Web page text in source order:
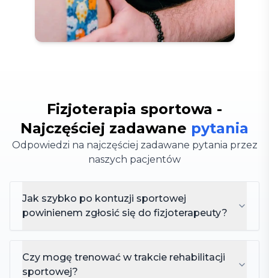
Fizjoterapia sportowa -
Najczęściej zadawane pytania
Odpowiedzi na najczęściej zadawane pytania przez
naszych pacjentów
Jak szybko po kontuzji sportowej
powinienem zgłosić się do fizjoterapeuty?
Czy mogę trenować w trakcie rehabilitacji
sportowej?